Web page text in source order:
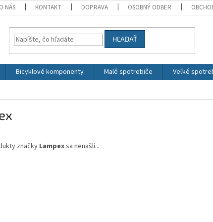
O NÁS KONTAKT DOPRAVA OSOBNÝ ODBER
HĽADAŤ
Bicyklové komponenty Malé spotrebiče Veľké
značkyLampexsa nenašli...